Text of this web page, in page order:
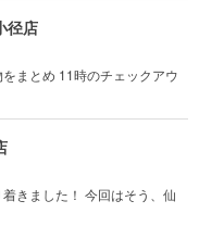
径店
まとめ 11時のチェックアウ
きました！ 今回はそう、仙